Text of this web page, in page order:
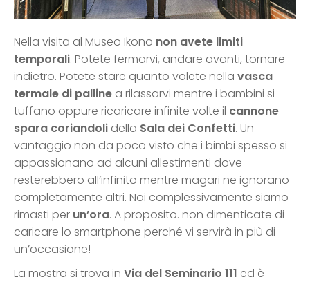
Nella visita al Museo Ikono non avete limiti
temporali. Potete fermarvi, andare avanti, tornare
indietro. Potete stare quanto volete nella vasca
termale di palline a rilassarvi mentre i bambini si
tuffano oppure ricaricare infinite volte il cannone
spara coriandoli della Sala dei Confetti. Un
vantaggio non da poco visto che i bimbi spesso si
appassionano ad alcuni allestimenti dove
resterebbero all’infinito mentre magari ne ignorano
completamente altri. Noi complessivamente siamo
rimasti per un’ora. A proposito. non dimenticate di
caricare lo smartphone perché vi servirà in più di
un’occasione!
La mostra si trova in Via del Seminario 111 ed è